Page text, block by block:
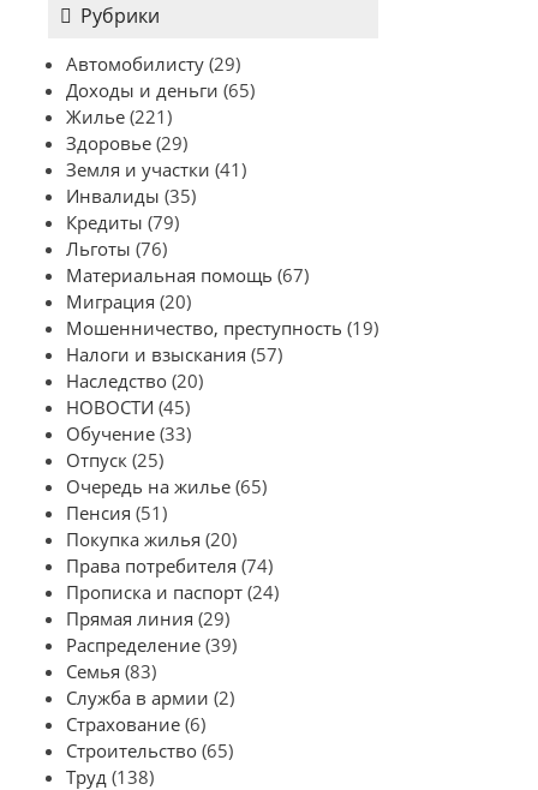
Рубрики
Автомобилисту (29)
Доходы и деньги (65)
Жилье (221)
Здоровье (29)
Земля и участки (41)
Инвалиды (35)
Кредиты (79)
Льготы (76)
Материальная помощь (67)
Миграция (20)
Мошенничество, преступность (19)
Налоги и взыскания (57)
Наследство (20)
НОВОСТИ (45)
Обучение (33)
Отпуск (25)
Очередь на жилье (65)
Пенсия (51)
Покупка жилья (20)
Права потребителя (74)
Прописка и паспорт (24)
Прямая линия (29)
Распределение (39)
Семья (83)
Служба в армии (2)
Страхование (6)
Строительство (65)
Труд (138)